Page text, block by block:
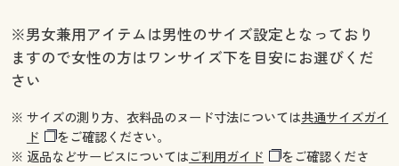
※男女兼用アイテムは男性のサイズ設定となっており
ますので女性の方はワンサイズ下を目安にお選びくだ
さい
※ サイズの測り方、衣料品のヌード寸法については共通サイズガイ
ド
をご確認ください。
※ 返品などサービスについてはご利用ガイド
をご確認くださ